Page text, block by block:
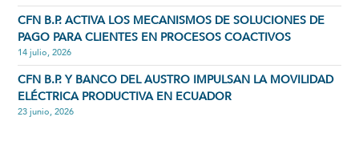
CFN B.P. ACTIVA LOS MECANISMOS DE SOLUCIONES DE
PAGO PARA CLIENTES EN PROCESOS COACTIVOS
14 julio, 2026
CFN B.P. Y BANCO DEL AUSTRO IMPULSAN LA MOVILIDAD
ELÉCTRICA PRODUCTIVA EN ECUADOR
23 junio, 2026